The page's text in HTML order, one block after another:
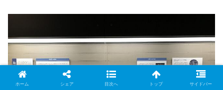
ホーム シェア 目次へ トップ サイドバー